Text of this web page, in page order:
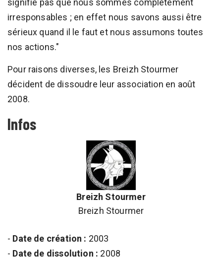
signifie pas que nous sommes complètement
irresponsables ; en effet nous savons aussi être
sérieux quand il le faut et nous assumons toutes
nos actions."
Pour raisons diverses, les Breizh Stourmer
décident de dissoudre leur association en août
2008.
Infos
Breizh Stourmer
Breizh Stourmer
- Date de création : 2003
- Date de dissolution : 2008